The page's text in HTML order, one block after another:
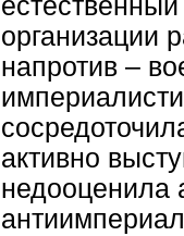
организации
напротив –
активно
недооценила